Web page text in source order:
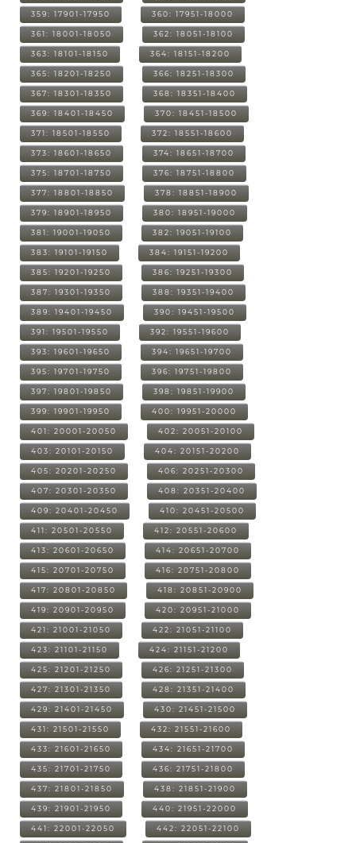
359: 17901-17950 360: 17951-18000
361: 18001-18050 362: 18051-18100
363: 18101-18150 364: 18151-18200
365: 18201-18250 366: 18251-18300
367: 18301-18350 368: 18351-18400
369: 18401-18450 370: 18451-18500
371: 18501-18550 372: 18551-18600
373: 18601-18650 374: 18651-18700
375: 18701-18750 376: 18751-18800
377: 18801-18850 378: 18851-18900
379: 18901-18950 380: 18951-19000
381: 19001-19050 382: 19051-19100
383: 19101-19150 384: 19151-19200
385: 19201-19250 386: 19251-19300
387: 19301-19350 388: 19351-19400
389: 19401-19450 390: 19451-19500
391: 19501-19550 392: 19551-19600
393: 19601-19650 394: 19651-19700
395: 19701-19750 396: 19751-19800
397: 19801-19850 398: 19851-19900
399: 19901-19950 400: 19951-20000
401: 20001-20050 402: 20051-20100
403: 20101-20150 404: 20151-20200
405: 20201-20250 406: 20251-20300
407: 20301-20350 408: 20351-20400
409: 20401-20450 410: 20451-20500
411: 20501-20550 412: 20551-20600
413: 20601-20650 414: 20651-20700
415: 20701-20750 416: 20751-20800
417: 20801-20850 418: 20851-20900
419: 20901-20950 420: 20951-21000
421: 21001-21050 422: 21051-21100
423: 21101-21150 424: 21151-21200
425: 21201-21250 426: 21251-21300
427: 21301-21350 428: 21351-21400
429: 21401-21450 430: 21451-21500
431: 21501-21550 432: 21551-21600
433: 21601-21650 434: 21651-21700
435: 21701-21750 436: 21751-21800
437: 21801-21850 438: 21851-21900
439: 21901-21950 440: 21951-22000
441: 22001-22050 442: 22051-22100